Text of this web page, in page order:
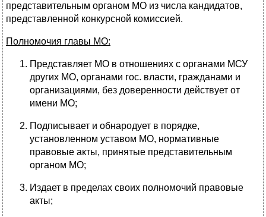
представительным органом МО из числа кандидатов,
представленной конкурсной комиссией.
Полномочия главы МО:
Представляет МО в отношениях с органами МСУ
других МО, органами гос. власти, гражданами и
организациями, без доверенности действует от
имени МО;
Подписывает и обнародует в порядке,
установленном уставом МО, нормативные
правовые акты, принятые представительным
органом МО;
Издает в пределах своих полномочий правовые
акты;